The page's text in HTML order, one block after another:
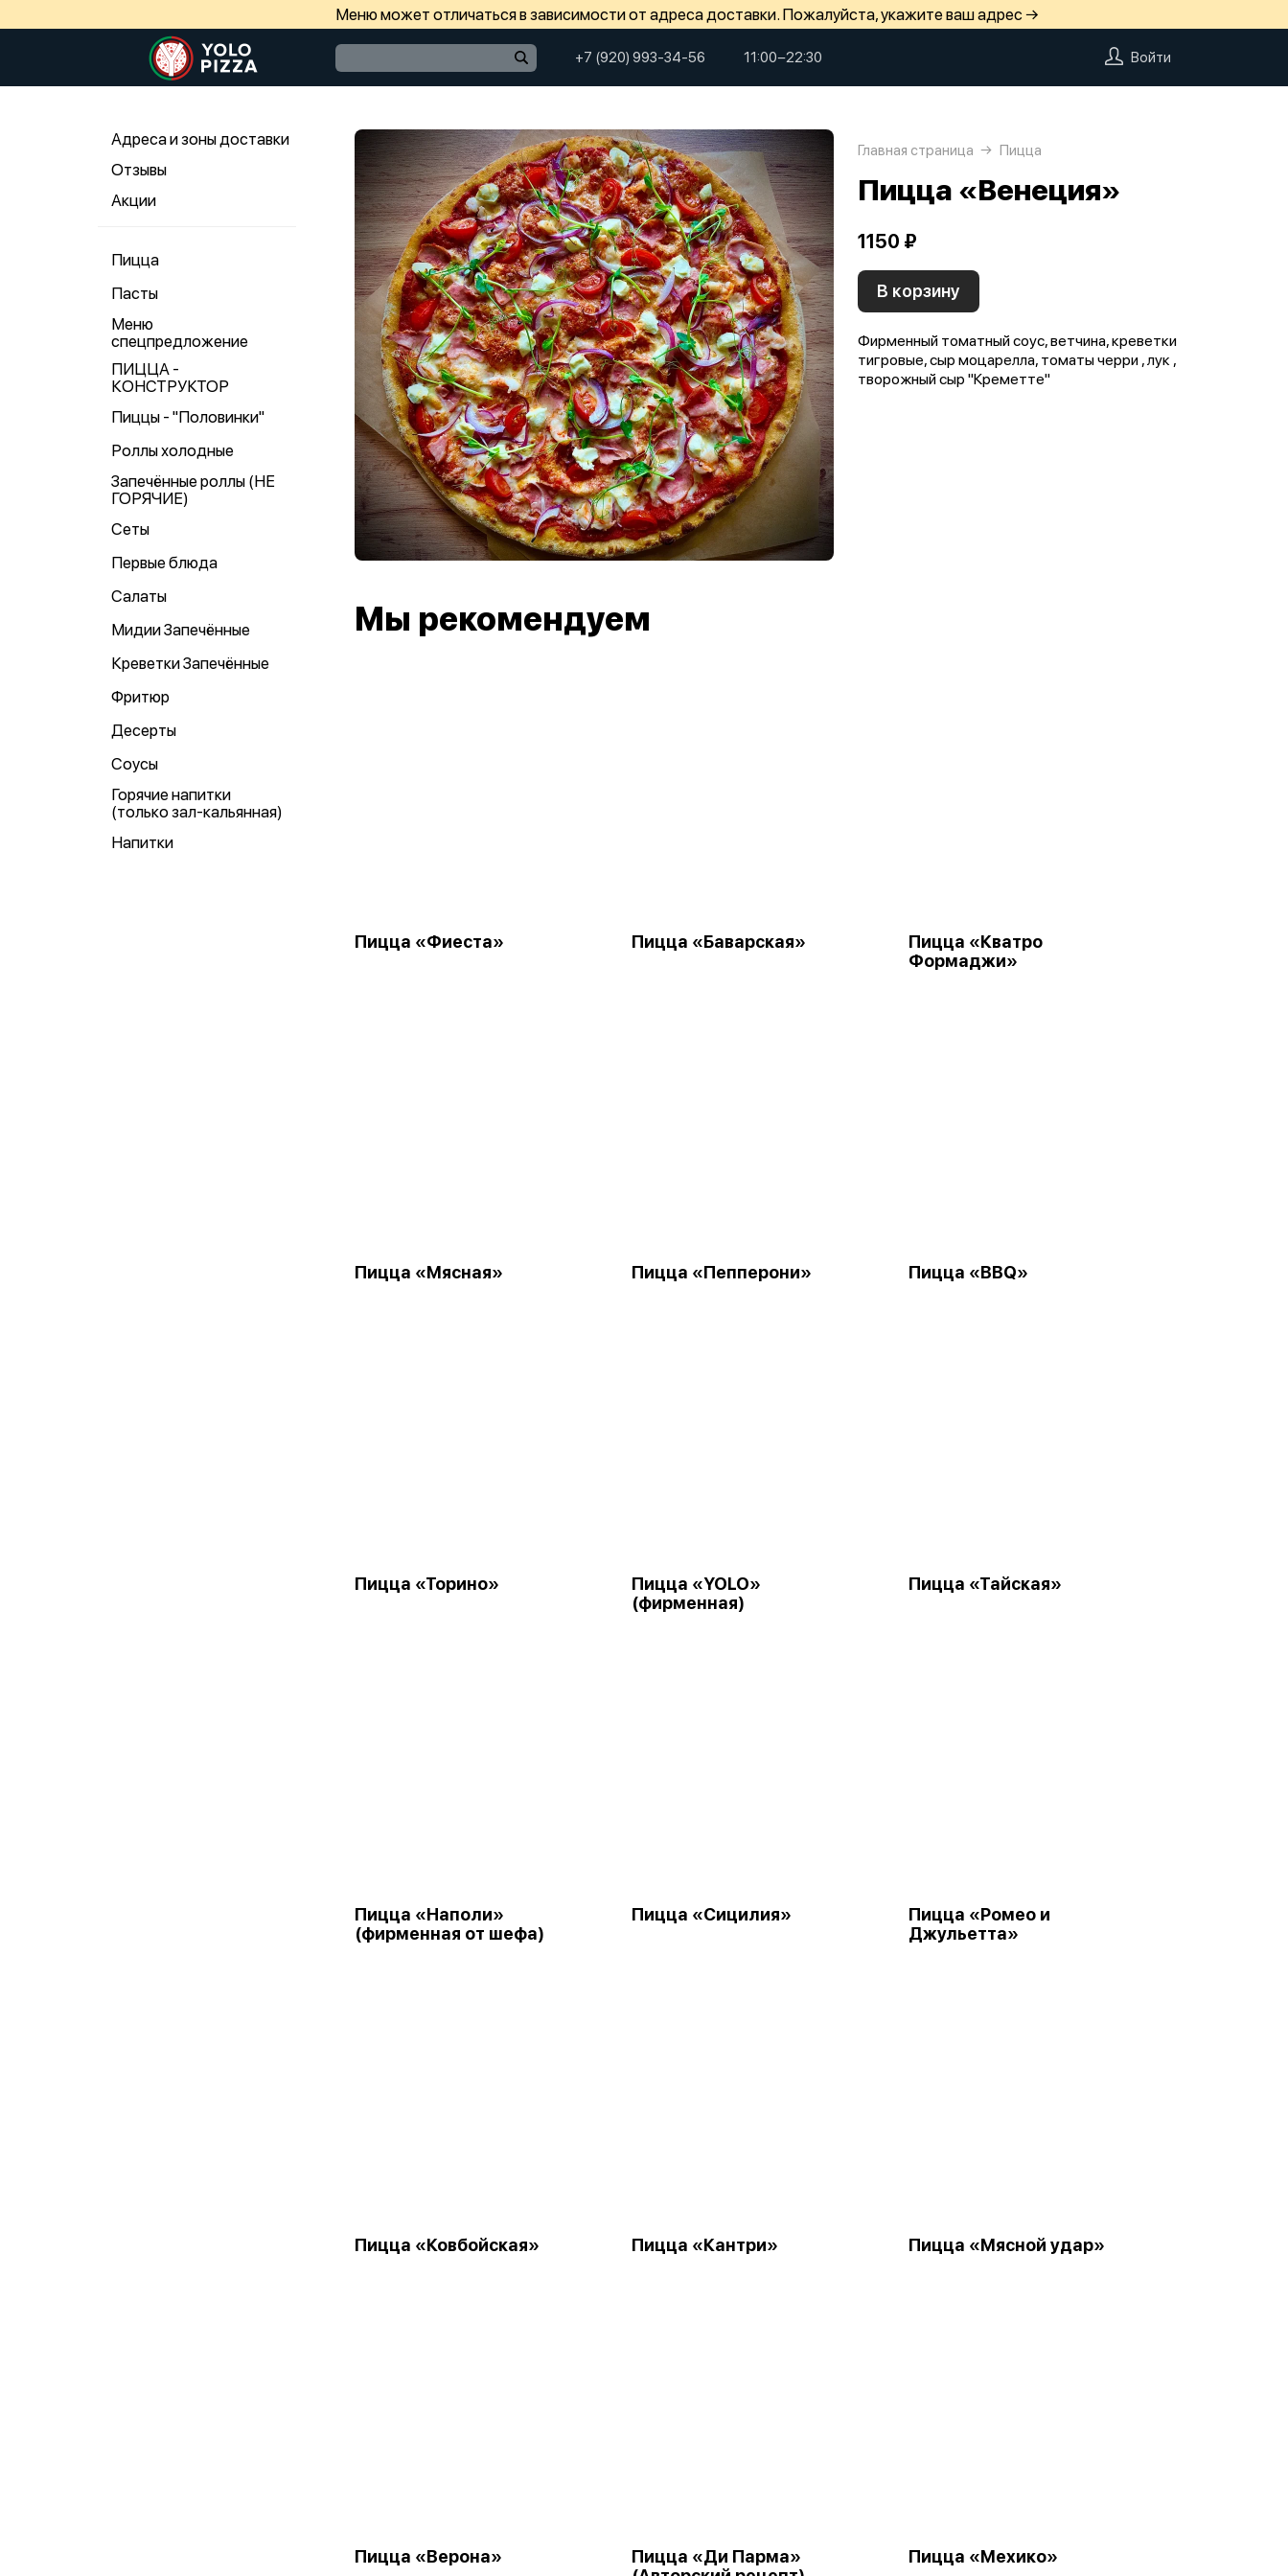
Меню может отличаться в зависимости от адреса доставки. Пожалуйста, укажите ваш адрес →
+7 (920) 993-34-56 11:00−22:30 Войти
Адреса и зоны доставки
Отзывы
Акции
Пицца
Пасты
Меню
спецпредложение
ПИЦЦА -
КОНСТРУКТОР
Пиццы - "Половинки"
Роллы холодные
Запечённые роллы (НЕ
ГОРЯЧИЕ)
Сеты
Первые блюда
Салаты
Мидии Запечённые
Креветки Запечённые
Фритюр
Десерты
Соусы
Горячие напитки
(только зал-кальянная)
Напитки
Главная страница Пицца
Пицца «Венеция»
1150 ₽
В корзину
Фирменный томатный соус, ветчина, креветки
тигровые, сыр моцарелла, томаты черри , лук ,
творожный сыр "Креметте"
Мы рекомендуем
Пицца «Фиеста» Пицца «Баварская»
Пицца «Кватро
Формаджи»
Пицца «Мясная» Пицца «Пепперони» Пицца «BBQ»
Пицца «Торино»
Пицца «YOLO»
(фирменная)
Пицца «Тайская»
Пицца «Наполи»
(фирменная от шефа)
Пицца «Сицилия»
Пицца «Ромео и
Джульетта»
Пицца «Ковбойская» Пицца «Кантри» Пицца «Мясной удар»
Пицца «Верона»
Пицца «Ди Парма»
Пицца «Мехико»